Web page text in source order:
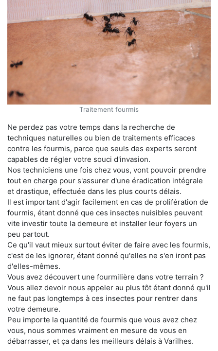
Traitement fourmis
Ne perdez pas votre temps dans la recherche de
techniques naturelles ou bien de traitements efficaces
contre les fourmis, parce que seuls des experts seront
capables de régler votre souci d'invasion.
Nos techniciens une fois chez vous, vont pouvoir prendre
tout en charge pour s'assurer d'une éradication intégrale
et drastique, effectuée dans les plus courts délais.
Il est important d'agir facilement en cas de prolifération de
fourmis, étant donné que ces insectes nuisibles peuvent
vite investir toute la demeure et installer leur foyers un
peu partout.
Ce qu'il vaut mieux surtout éviter de faire avec les fourmis,
c'est de les ignorer, étant donné qu'elles ne s'en iront pas
d'elles-mêmes.
Vous avez découvert une fourmilière dans votre terrain ?
Vous allez devoir nous appeler au plus tôt étant donné qu'il
ne faut pas longtemps à ces insectes pour rentrer dans
votre demeure.
Peu importe la quantité de fourmis que vous avez chez
vous, nous sommes vraiment en mesure de vous en
débarrasser, et ça dans les meilleurs délais à Varilhes.